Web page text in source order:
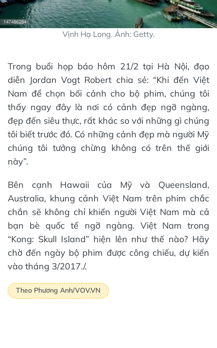
Vịnh Hạ Long. Ảnh: Getty.
Trong buổi họp báo hôm 21/2 tại Hà Nội, đạo
diễn Jordan Vogt Robert chia sẻ: “Khi đến Việt
Nam để chọn bối cảnh cho bộ phim, chúng tôi
thấy ngay đây là nơi có cảnh đẹp ngỡ ngàng,
đẹp đến siêu thực, rất khác so với những gì chúng
tôi biết trước đó. Có những cảnh đẹp mà người Mỹ
chúng tôi tưởng chừng không có trên thế giới
này”.
Bên cạnh Hawaii của Mỹ và Queensland,
Australia, khung cảnh Việt Nam trên phim chắc
chắn sẽ không chỉ khiến người Việt Nam mà cả
bạn bè quốc tế ngỡ ngàng. Việt Nam trong
“Kong: Skull Island” hiện lên như thế nào? Hãy
chờ đến ngày bộ phim được công chiếu, dự kiến
vào tháng 3/2017./.
Theo Phương Anh/VOV.VN